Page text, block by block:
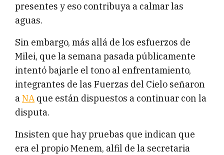
presentes y eso contribuya a calmar las
aguas.
Sin embargo, más allá de los esfuerzos de
Milei, que la semana pasada públicamente
intentó bajarle el tono al enfrentamiento,
integrantes de las Fuerzas del Cielo señaron
aNA que están dispuestos a continuar con la
disputa.
Insisten que hay pruebas que indican que
era el propio Menem, alfil de la secretaria